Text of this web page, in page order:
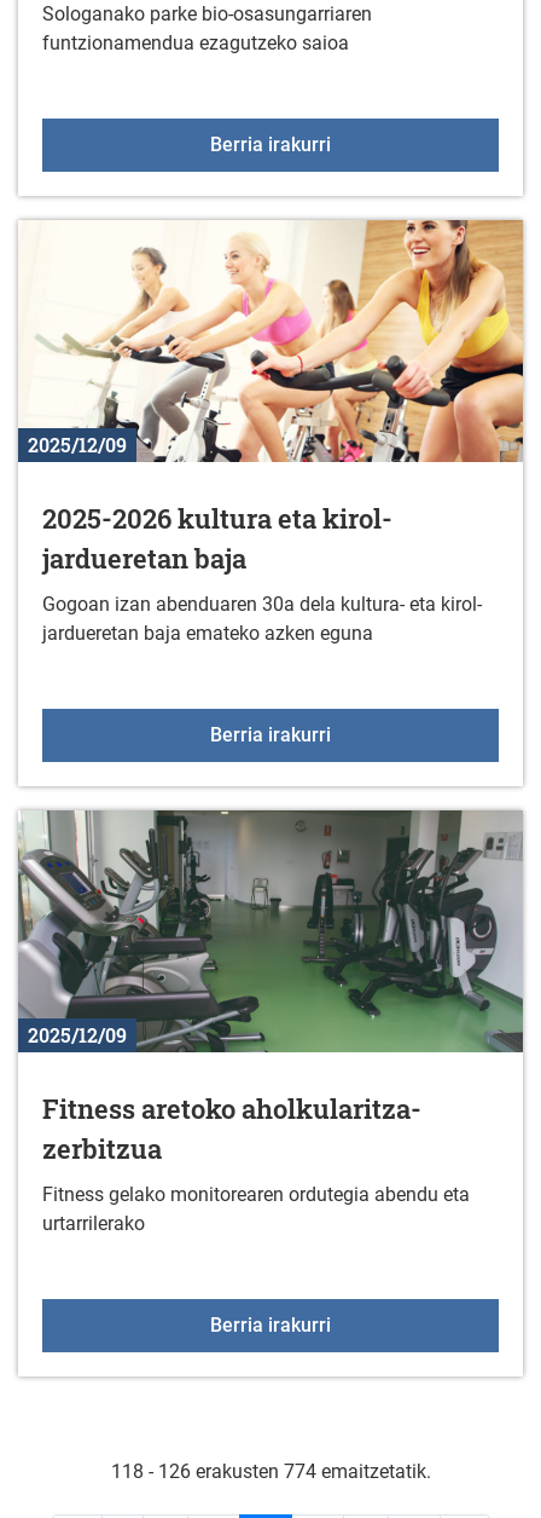
Sologanako parke bio-osasungarriaren
funtzionamendua ezagutzeko saioa
Berria irakurri
2025/12/09
2025-2026 kultura eta kirol-
jardueretan baja
Gogoan izan abenduaren 30a dela kultura- eta kirol-
jardueretan baja emateko azken eguna
Berria irakurri
2025/12/09
Fitness aretoko aholkularitza-
zerbitzua
Fitness gelako monitorearen ordutegia abendu eta
urtarrilerako
Berria irakurri
118 - 126 erakusten 774 emaitzetatik.